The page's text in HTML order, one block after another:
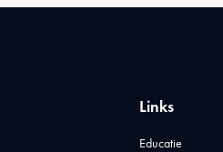
Links
Educatie